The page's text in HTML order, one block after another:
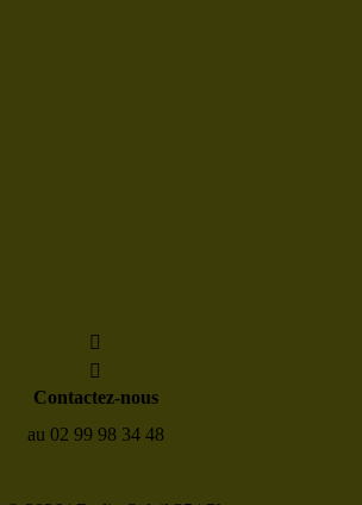
Contactez-nous
au 02 99 98 34 48